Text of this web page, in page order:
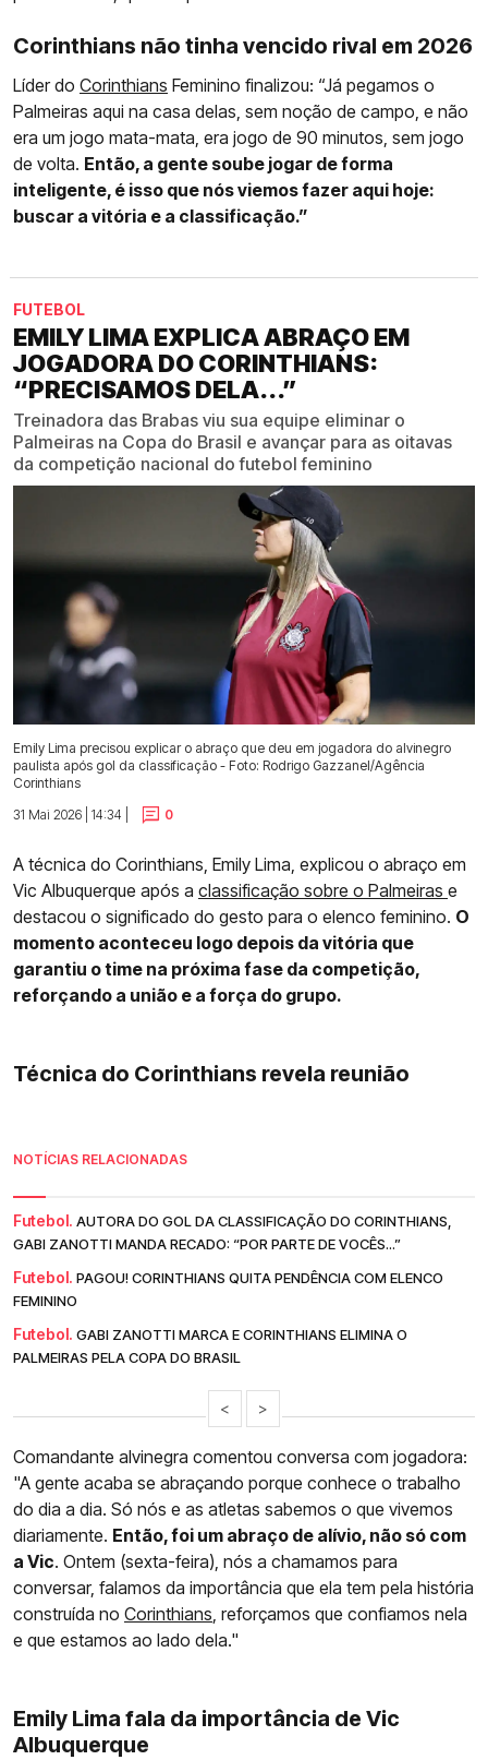
Corinthians não tinha vencido rival em 2026
Líder do Corinthians Feminino finalizou: “Já pegamos o
Palmeiras aqui na casa delas, sem noção de campo, e não
era um jogo mata-mata, era jogo de 90 minutos, sem jogo
de volta. Então, a gente soube jogar de forma
inteligente, é isso que nós viemos fazer aqui hoje:
buscar a vitória e a classificação.”
FUTEBOL
EMILY LIMA EXPLICA ABRAÇO EM
JOGADORA DO CORINTHIANS:
“PRECISAMOS DELA...”
Treinadora das Brabas viu sua equipe eliminar o
Palmeiras na Copa do Brasil e avançar para as oitavas
da competição nacional do futebol feminino
Emily Lima precisou explicar o abraço que deu em jogadora do alvinegro
paulista após gol da classificação - Foto: Rodrigo Gazzanel/Agência
Corinthians
31 Mai 2026 | 14:34 |
0
A técnica do Corinthians, Emily Lima, explicou o abraço em
Vic Albuquerque após a classificação sobre o Palmeiras e
destacou o significado do gesto para o elenco feminino. O
momento aconteceu logo depois da vitória que
garantiu o time na próxima fase da competição,
reforçando a união e a força do grupo.
Técnica do Corinthians revela reunião
NOTÍCIAS RELACIONADAS
Futebol. AUTORA DO GOL DA CLASSIFICAÇÃO DO CORINTHIANS,
GABI ZANOTTI MANDA RECADO: “POR PARTE DE VOCÊS...”
Futebol. PAGOU! CORINTHIANS QUITA PENDÊNCIA COM ELENCO
FEMININO
Futebol. GABI ZANOTTI MARCA E CORINTHIANS ELIMINA O
PALMEIRAS PELA COPA DO BRASIL
< >
Comandante alvinegra comentou conversa com jogadora:
"A gente acaba se abraçando porque conhece o trabalho
do dia a dia. Só nós e as atletas sabemos o que vivemos
diariamente. Então, foi um abraço de alívio, não só com
a Vic. Ontem (sexta-feira), nós a chamamos para
conversar, falamos da importância que ela tem pela história
construída no Corinthians, reforçamos que confiamos nela
e que estamos ao lado dela."
Emily Lima fala da importância de Vic
Albuquerque